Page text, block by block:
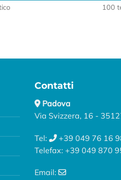
100
Contatti
Padova
Via Svizzera, 16 -
Tel:
+39 049 76 16
Telefax: +39 049 870
Email: